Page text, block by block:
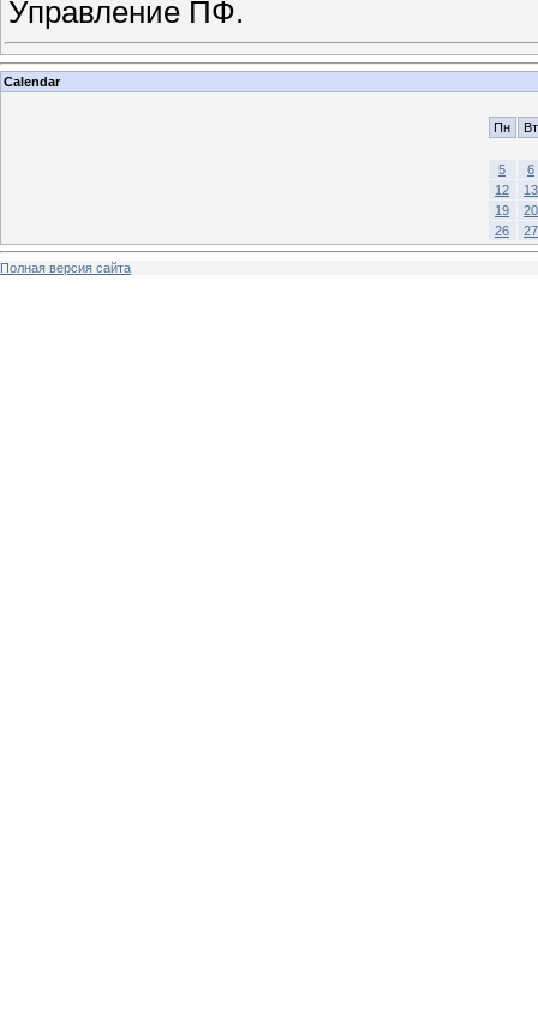
Управление ПФ.
Calendar
Пн Вт
5
6
12
13
19
20
26
27
Полная версия сайта